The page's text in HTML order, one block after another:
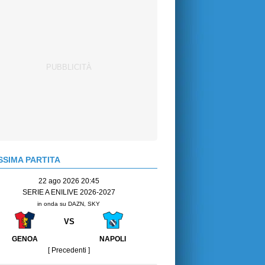
PARTITA
22 ago 2026 20:45
SERIE A ENILIVE 2026-2027
in onda su DAZN, SKY
VS
GENOA
NAPOLI
[ Precedenti ]